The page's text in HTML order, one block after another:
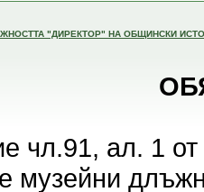
"ДИРЕКТОР" НА ОБЩИНСКИ
чл.91, ал. 1
музейни